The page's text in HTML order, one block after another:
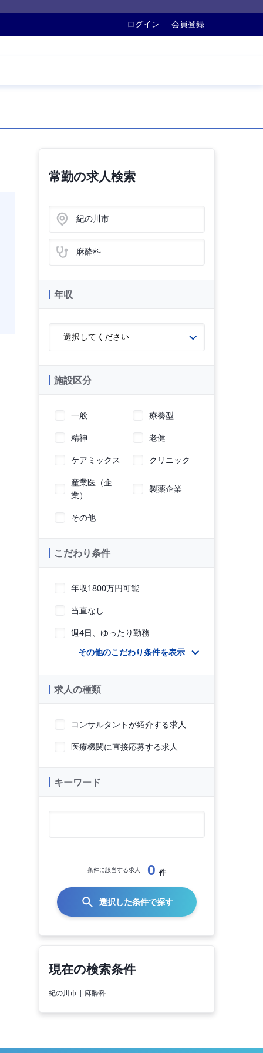
ログイン 会員登録
常勤の求人検索
紀の川市
麻酔科
年収
施設区分
一般
療養型
精神
老健
ケアミックス
クリニック
産業医（企
業）
製薬企業
その他
こだわり条件
年収1800万円可能
当直なし
週4日、ゆったり勤務
その他のこだわり条件を表示
求人の種類
コンサルタントが紹介する求人
医療機関に直接応募する求人
キーワード
条件に該当する求人 0 件
選択した条件で探す
現在の検索条件
紀の川市 | 麻酔科